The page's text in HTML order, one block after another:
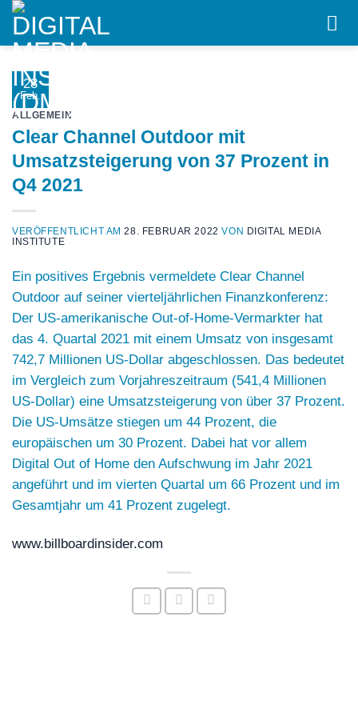
Skip
content
28
Feb.
ALLGEMEIN
Clear Channel Outdoor mit
Umsatzsteigerung von 37 Prozent in
Q4 2021
VERÖFFENTLICHT AM28. FEBRUAR 2022 VON DIGITAL MEDIA
INSTITUTE
Ein positives Ergebnis vermeldete Clear Channel
Outdoor auf seiner vierteljährlichen Finanzkonferenz:
Der US-amerikanische Out-of-Home-Vermarkter hat
das 4. Quartal 2021 mit einem Umsatz von insgesamt
742,7 Millionen US-Dollar abgeschlossen. Das bedeutet
im Vergleich zum Vorjahreszeitraum (541,4 Millionen
US-Dollar) eine Umsatzsteigerung von über 37 Prozent.
Die US-Umsätze stiegen um 44 Prozent, die
europäischen um 30 Prozent. Dabei hat vor allem
Digital Out of Home den Aufschwung im Jahr 2021
angeführt und im vierten Quartal um 66 Prozent und im
Gesamtjahr um 41 Prozent zugelegt.
www.billboardinsider.com